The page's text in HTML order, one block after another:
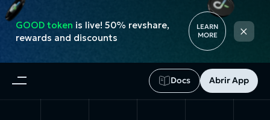
Docs Abrir App
GOOD token is live! 50% revshare,
rewards and discounts
LEARN
MORE
×